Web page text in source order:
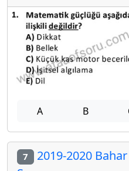
A B
7 2019-2020